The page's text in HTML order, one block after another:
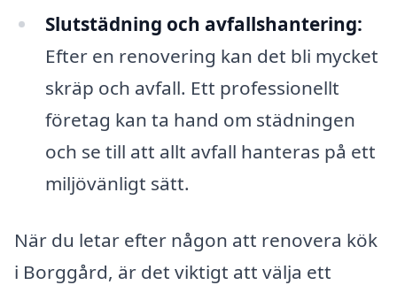
Slutstädning och avfallshantering:
Efter en renovering kan det bli mycket
skräp och avfall. Ett professionellt
företag kan ta hand om städningen
och se till att allt avfall hanteras på ett
miljövänligt sätt.
När du letar efter någon att renovera kök
i Borggård, är det viktigt att välja ett